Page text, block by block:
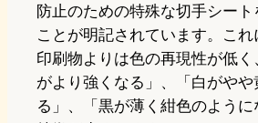
防止のための特殊な切手シート
ことが明記されています。こ
印刷物よりは色の再現性が低
がより強くなる」、「白がや
る」、「黒が薄く紺色のよう